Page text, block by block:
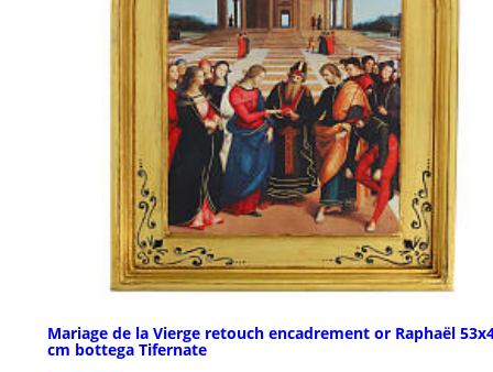
Mariage de la Vierge retouch encadrement or Raphaël
cm bottega Tifernate